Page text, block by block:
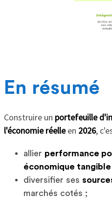
En résumé
Construire un portefeuille
l'économie réelleen 2026,
allier performance
économique tangible
diversifier ses
marchés cotés ;